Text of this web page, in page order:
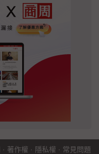
· 著作權 · 隱私權 · 常見問題